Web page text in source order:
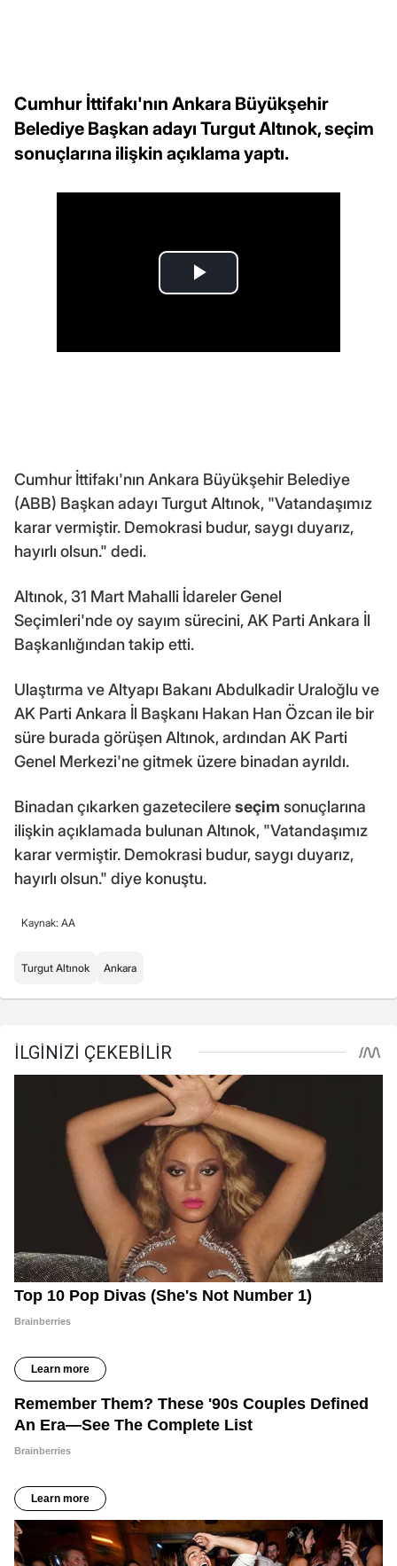
Cumhur İttifakı'nın Ankara Büyükşehir
Belediye Başkan adayı Turgut Altınok, seçim
sonuçlarına ilişkin açıklama yaptı.
Cumhur İttifakı'nın Ankara Büyükşehir Belediye
(ABB) Başkan adayı Turgut Altınok, "Vatandaşımız
karar vermiştir. Demokrasi budur, saygı duyarız,
hayırlı olsun." dedi.
Altınok, 31 Mart Mahalli İdareler Genel
Seçimleri'nde oy sayım sürecini, AK Parti Ankara İl
Başkanlığından takip etti.
Ulaştırma ve Altyapı Bakanı Abdulkadir Uraloğlu ve
AK Parti Ankara İl Başkanı Hakan Han Özcan ile bir
süre burada görüşen Altınok, ardından AK Parti
Genel Merkezi'ne gitmek üzere binadan ayrıldı.
Binadan çıkarken gazetecilereseçim sonuçlarına
ilişkin açıklamada bulunan Altınok, "Vatandaşımız
karar vermiştir. Demokrasi budur, saygı duyarız,
hayırlı olsun." diye konuştu.
Kaynak: AA
Turgut Altınok Ankara